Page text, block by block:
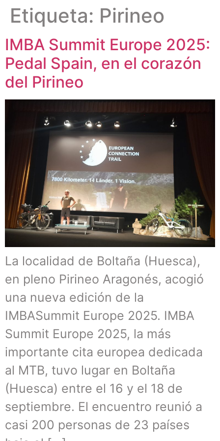
Etiqueta: Pirineo
IMBA Summit Europe 2025:
Pedal Spain, en el corazón
del Pirineo
La localidad de Boltaña (Huesca),
en pleno Pirineo Aragonés, acogió
una nueva edición de la
IMBASummit Europe 2025. IMBA
Summit Europe 2025, la más
importante cita europea dedicada
al MTB, tuvo lugar en Boltaña
(Huesca) entre el 16 y el 18 de
septiembre. El encuentro reunió a
casi 200 personas de 23 países